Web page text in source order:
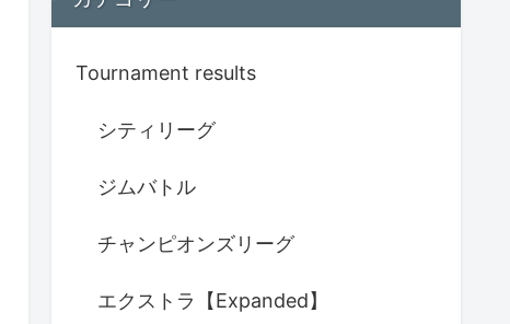
Tournament results
シティリーグ
ジムバトル
チャンピオンズリーグ
エクストラ【Expanded】